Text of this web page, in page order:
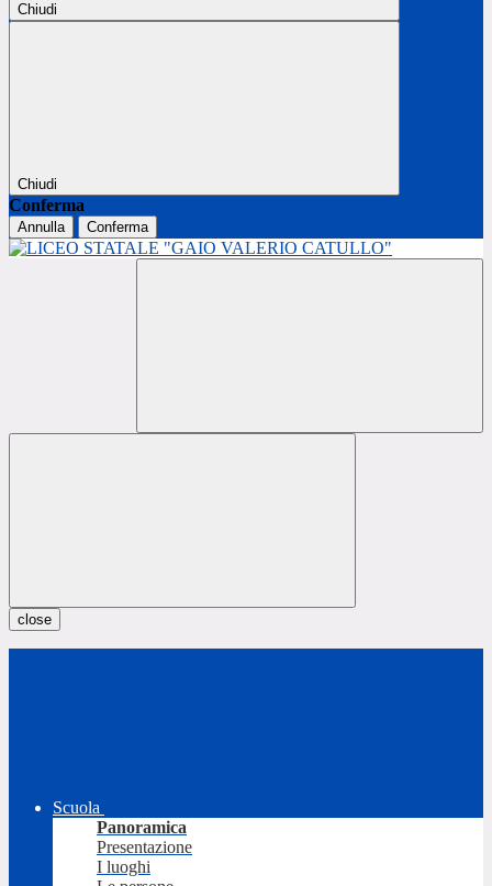
Chiudi
Chiudi
Conferma
Annulla Conferma
close
Scuola
Panoramica
Presentazione
I luoghi